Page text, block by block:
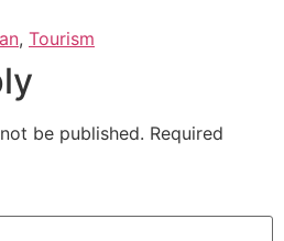
, Tourism
be published. Required